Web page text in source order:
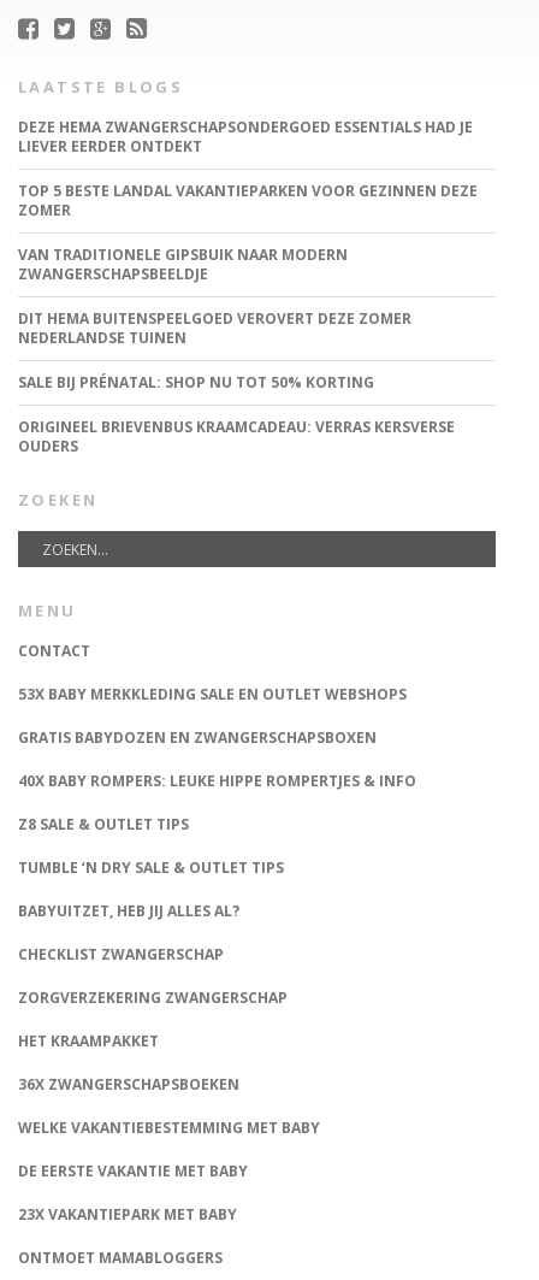
LAATSTE BLOGS
DEZE HEMA ZWANGERSCHAPSONDERGOED ESSENTIALS HAD JE
LIEVER EERDER ONTDEKT
TOP 5 BESTE LANDAL VAKANTIEPARKEN VOOR GEZINNEN DEZE
ZOMER
VAN TRADITIONELE GIPSBUIK NAAR MODERN
ZWANGERSCHAPSBEELDJE
DIT HEMA BUITENSPEELGOED VEROVERT DEZE ZOMER
NEDERLANDSE TUINEN
SALE BIJ PRÉNATAL: SHOP NU TOT 50% KORTING
ORIGINEEL BRIEVENBUS KRAAMCADEAU: VERRAS KERSVERSE
OUDERS
ZOEKEN
MENU
CONTACT
53X BABY MERKKLEDING SALE EN OUTLET WEBSHOPS
GRATIS BABYDOZEN EN ZWANGERSCHAPSBOXEN
40X BABY ROMPERS: LEUKE HIPPE ROMPERTJES & INFO
Z8 SALE & OUTLET TIPS
TUMBLE ‘N DRY SALE & OUTLET TIPS
BABYUITZET, HEB JIJ ALLES AL?
CHECKLIST ZWANGERSCHAP
ZORGVERZEKERING ZWANGERSCHAP
HET KRAAMPAKKET
36X ZWANGERSCHAPSBOEKEN
WELKE VAKANTIEBESTEMMING MET BABY
DE EERSTE VAKANTIE MET BABY
23X VAKANTIEPARK MET BABY
ONTMOET MAMABLOGGERS